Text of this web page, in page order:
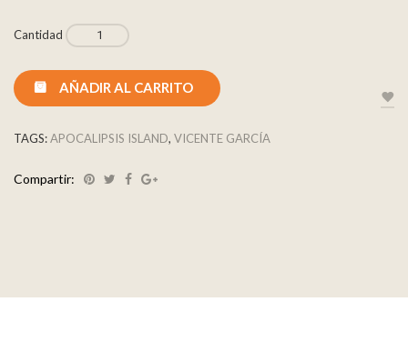
Cantidad
AÑADIR AL CARRITO
TAGS:APOCALIPSIS ISLAND, VICENTE GARCÍA
Compartir: